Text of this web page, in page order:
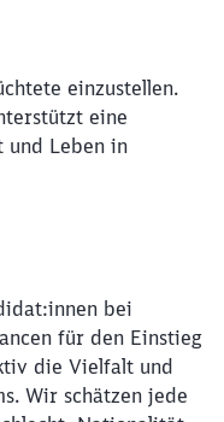
einzustellen.
eine
Leben in
bei
für den Einstieg
die Vielfalt und
Wir schätzen jede